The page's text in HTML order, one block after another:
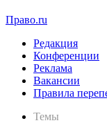
Право.ru
Редакция
Конференции
Реклама
Вакансии
Правила
Темы